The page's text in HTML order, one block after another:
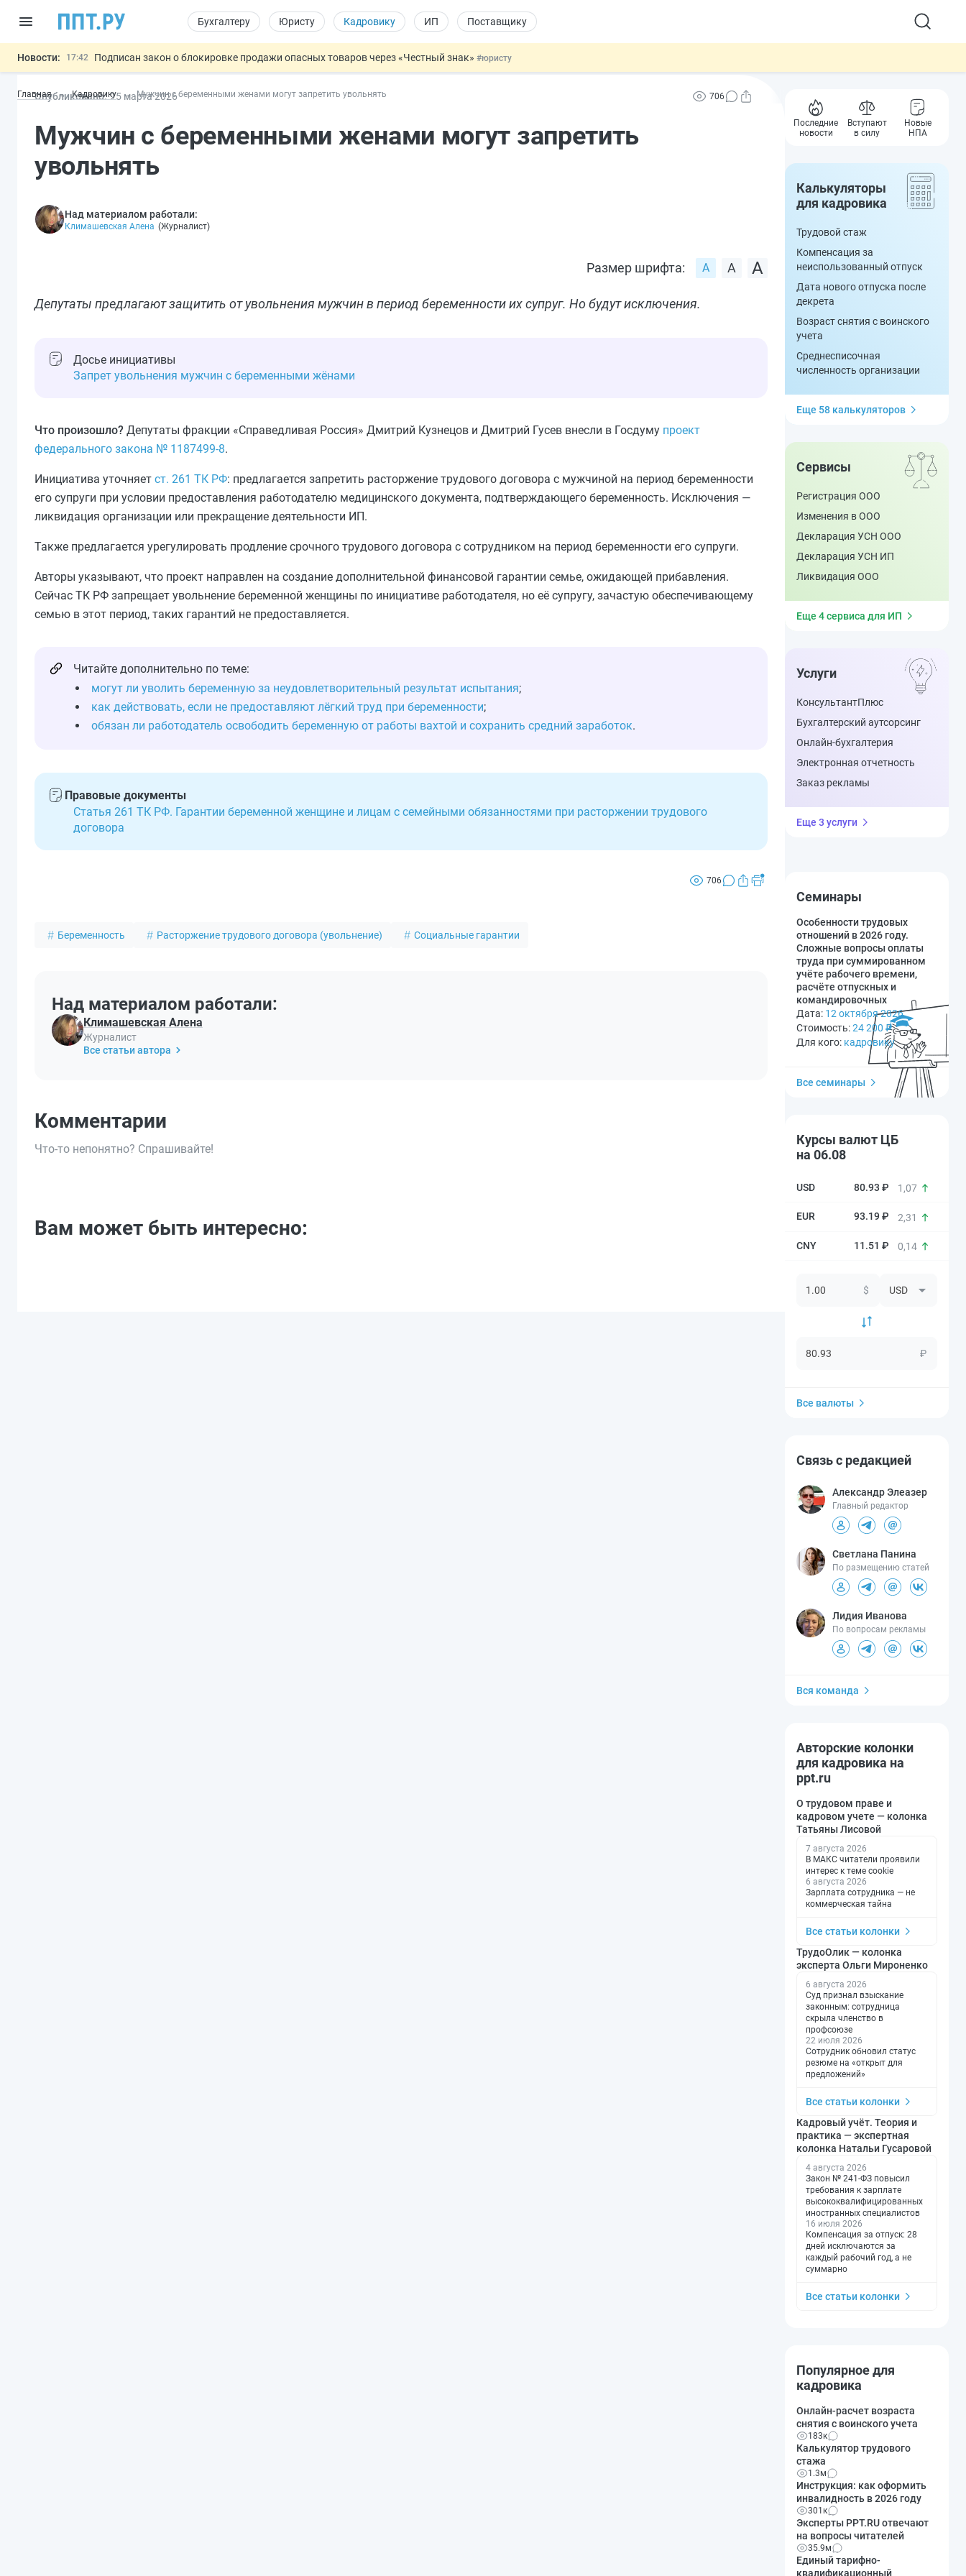
Бухгалтеру Юристу Кадровику ИП Поставщику
Новости: 17:42 Подписан закон о блокировке продажи опасных товаров через «Честный знак» #юристу
16:02 Госпошлину за устранение ошибок в документах предлагают отменить
11:31
Важно Разработают единые критерии трудовых и ГПХ-отношений#кадровику
Главная Кадровику Мужчин с беременными женами могут запретить увольнять
Опубликовано: 25 марта2026 706
Мужчин с беременными женами могут запретить
увольнять
Над материалом работали:
Климашевская Алена (Журналист)
Размер шрифта:
Депутаты предлагают защитить от увольнения мужчин в период беременности их супруг. Но будут исключения.
Досье инициативы
Запрет увольнения мужчин с беременными жёнами
Что произошло? Депутаты фракции «Справедливая Россия» Дмитрий Кузнецов и Дмитрий Гусев внесли в Госдуму проект
федерального закона № 1187499-8.
Инициатива уточняет ст. 261 ТК РФ: предлагается запретить расторжение трудового договора с мужчиной на период беременности
его супруги при условии предоставления работодателю медицинского документа, подтверждающего беременность. Исключения —
ликвидация организации или прекращение деятельности ИП.
Также предлагается урегулировать продление срочного трудового договора с сотрудником на период беременности его супруги.
Авторы указывают, что проект направлен на создание дополнительной финансовой гарантии семье, ожидающей прибавления.
Сейчас ТК РФ запрещает увольнение беременной женщины по инициативе работодателя, но её супругу, зачастую обеспечивающему
семью в этот период, таких гарантий не предоставляется.
Читайте дополнительно по теме:
могут ли уволить беременную за неудовлетворительный результат испытания;
как действовать, если не предоставляют лёгкий труд при беременности;
обязан ли работодатель освободить беременную от работы вахтой и сохранить средний заработок.
Правовые документы
Статья 261 ТК РФ. Гарантии беременной женщине и лицам с семейными обязанностями при расторжении трудового
договора
706
Беременность Расторжение трудового договора (увольнение) Социальные гарантии
Над материалом работали:
Климашевская Алена
Журналист
Все статьи автора
Комментарии
Что-то непонятно? Спрашивайте!
Вам может быть интересно:
Последние
новости
Вступают
в силу
Новые
НПА
Калькуляторы
для кадровика
Трудовой стаж
Компенсация за
неиспользованный отпуск
Дата нового отпуска после
декрета
Возраст снятия с воинского
учета
Среднесписочная
численность организации
Еще 58 калькуляторов
Сервисы
Регистрация ООО
Изменения в ООО
Декларация УСН ООО
Декларация УСН ИП
Ликвидация ООО
Еще 4 сервиса для ИП
Услуги
КонсультантПлюс
Бухгалтерский аутсорсинг
Онлайн-бухгалтерия
Электронная отчетность
Заказ рекламы
Еще 3 услуги
Семинары
Особенности трудовых
отношений в 2026 году.
Сложные вопросы оплаты
труда при суммированном
учёте рабочего времени,
расчёте отпускных и
командировочных
Дата: 12 октября 2026
Стоимость:24 200 ₽
Для кого: кадровику
Все семинары
Курсы валют ЦБ
на 06.08
80.93 ₽ 1,07
93.19 ₽ 2,31
11.51 ₽ 0,14
$
₽
Все валюты
Связь с редакцией
Александр Элеазер
Главный редактор
Светлана Панина
По размещению статей
Лидия Иванова
По вопросам рекламы
Вся команда
Авторские колонки
для кадровика на
ppt.ru
О трудовом праве и
кадровом учете — колонка
Татьяны Лисовой
7 августа 2026
В МАКС читатели проявили
интерес к теме cookie
6 августа 2026
Зарплата сотрудника — не
коммерческая тайна
Все статьи колонки
ТрудоОлик — колонка
эксперта Ольги Мироненко
6 августа 2026
Суд признал взыскание
законным: сотрудница
скрыла членство в
профсоюзе
22 июля 2026
Сотрудник обновил статус
резюме на «открыт для
предложений»
Все статьи колонки
Кадровый учёт. Теория и
практика — экспертная
колонка Натальи Гусаровой
4 августа 2026
Закон № 241-ФЗ повысил
требования к зарплате
высококвалифицированных
иностранных специалистов
16 июля 2026
Компенсация за отпуск: 28
дней исключаются за
каждый рабочий год, а не
суммарно
Все статьи колонки
Популярное для
кадровика
Онлайн-расчет возраста
снятия с воинского учета
183к
Калькулятор трудового
стажа
1.3м
Инструкция: как оформить
инвалидность в 2026 году
301к
Эксперты PPT.RU отвечают
на вопросы читателей
35.9м
Единый тарифно-
квалификационный